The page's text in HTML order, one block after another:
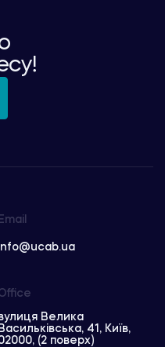
Email
Велика
Васильківська, 41, Київ,
(2 поверх)